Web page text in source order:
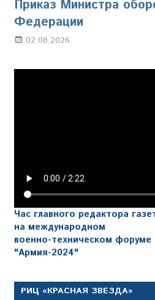
Приказ Министра
Федерации
02.08.2026
Час главного редактора
на международном
военно-техническом форуме
"Армия-2024"
РИЦ «КРАСНАЯ ЗВЕЗДА»